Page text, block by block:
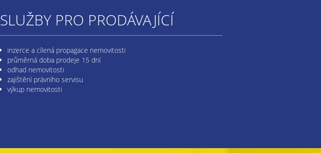
SLUŽBY PRO PRODÁVAJÍCÍ
inzerce a cílená propagace nemovitosti
průměrná doba prodeje 15 dní
odhad nemovitosti
zajištění právního servisu
výkup nemovitosti